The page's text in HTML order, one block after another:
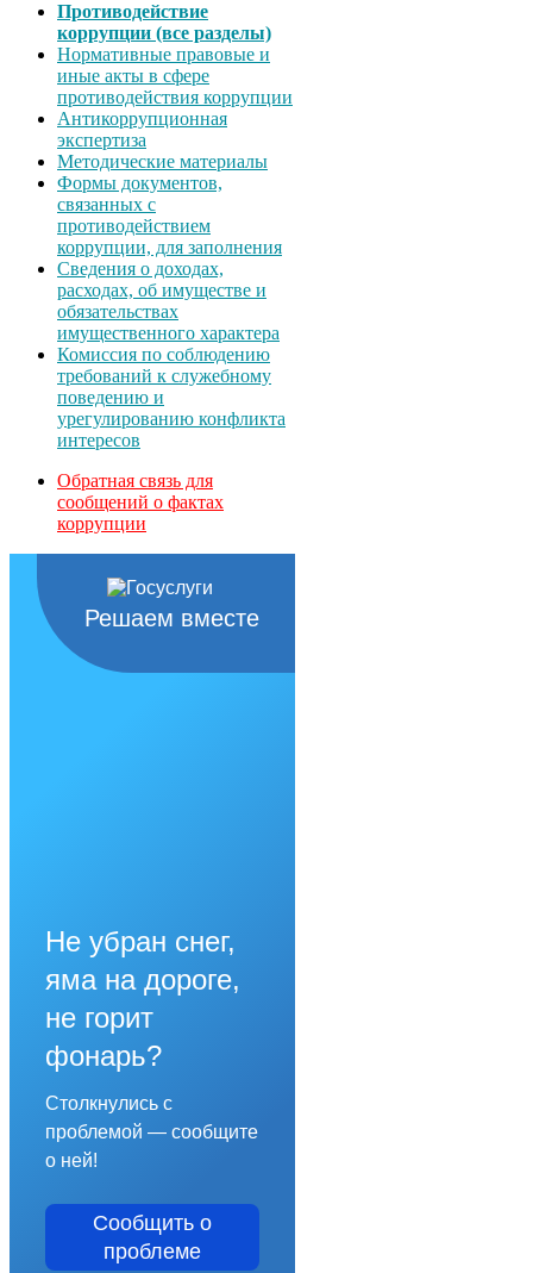
Противодействие
коррупции (все разделы)
Нормативные правовые и
иные акты в сфере
противодействия коррупции
Антикоррупционная
экспертиза
Методические материалы
Формы документов,
связанных с
противодействием
коррупции, для заполнения
Сведения о доходах,
расходах, об имуществе и
обязательствах
имущественного характера
Комиссия по соблюдению
требований к служебному
поведению и
урегулированию конфликта
интересов
Обратная связь для
сообщений о фактах
коррупции
Решаем вместе
Не убран снег,
яма на дороге,
не горит
фонарь?
Столкнулись с
проблемой — сообщите
о ней!
Сообщить о
проблеме